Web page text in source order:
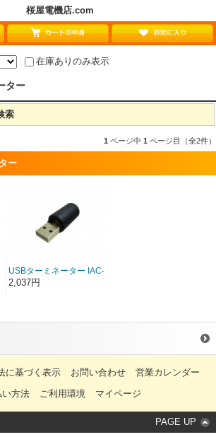
桜屋電機店.com
在庫ありのみ表示
ター
索
1 ページ中 1 ページ目（全2件）
ー
USBターミネーター IAC-
ＵＳＢ-001(傾奇者シリー
2,037円
に基づく表示 お問い合わせ
営業カレンダー
い方法
ご利用環境 マイページ
PAGE UP